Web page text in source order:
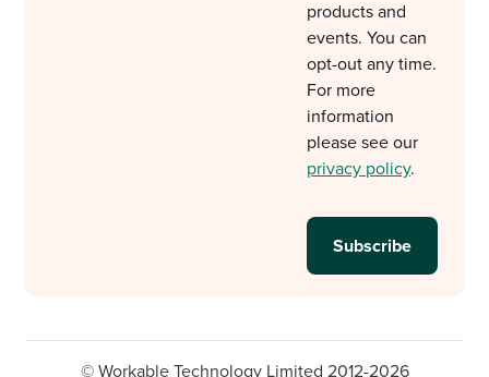
products and
events. You can
opt-out any time.
For more
information
please see our
privacy policy.
© Workable Technology Limited 2012-2026